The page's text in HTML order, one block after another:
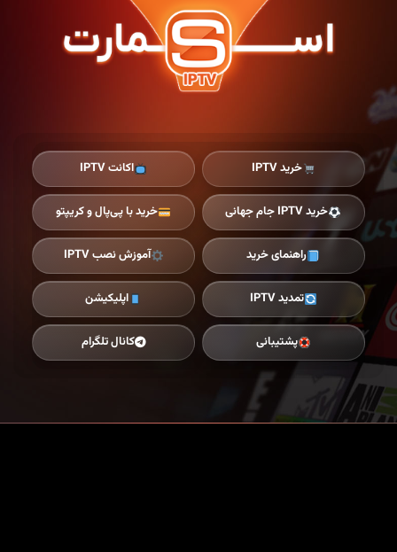
خرید IPTV اکانت IPTV
خرید IPTV جام جهانی خرید با پی‌پال و کریپتو
راهنمای خرید آموزش نصب IPTV
تمدید IPTV اپلیکیشن
پشتیبانی کانال تلگرام